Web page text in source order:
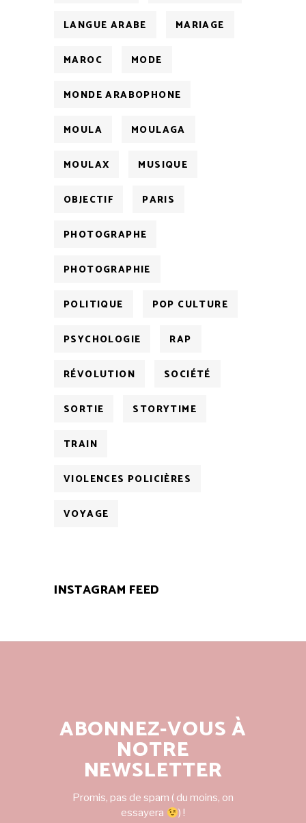
LANGUE ARABE MARIAGE
MAROC MODE
MONDE ARABOPHONE
MOULA MOULAGA
MOULAX MUSIQUE
OBJECTIF PARIS
PHOTOGRAPHE
PHOTOGRAPHIE
POLITIQUE POP CULTURE
PSYCHOLOGIE RAP
RÉVOLUTION SOCIÉTÉ
SORTIE STORYTIME
TRAIN
VIOLENCES POLICIÈRES
VOYAGE
INSTAGRAM FEED
ABONNEZ-VOUS À
NOTRE
NEWSLETTER
Promis, pas de spam ( du moins, on
essayera
) !